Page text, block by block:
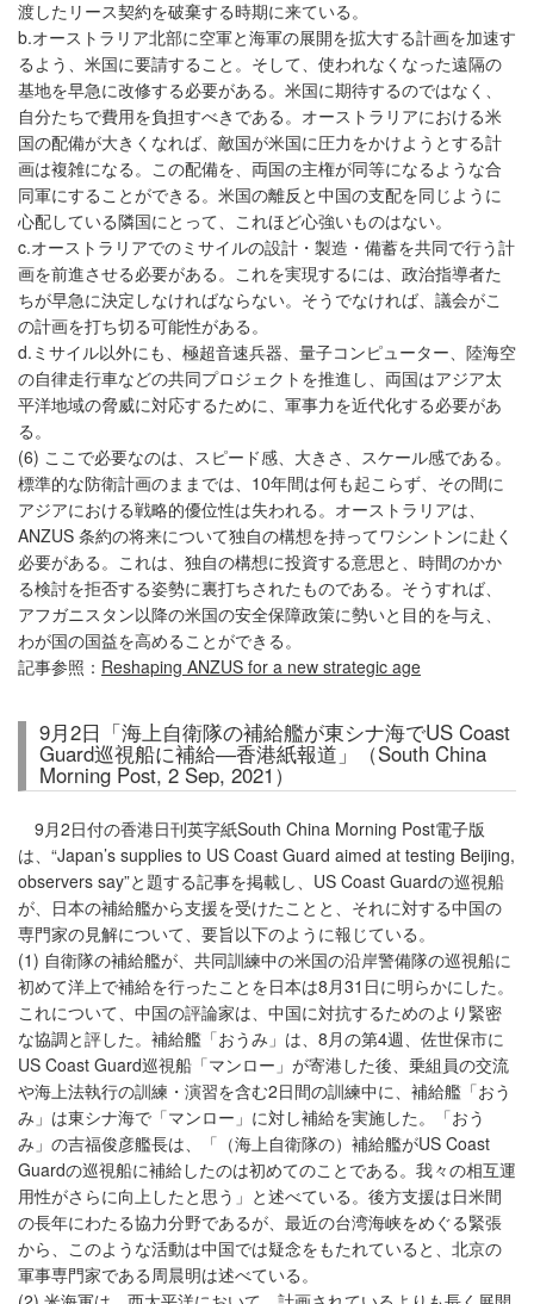
渡したリース契約を破棄する時期に来ている。
b.オーストラリア北部に空軍と海軍の展開を拡大する計画を加速す
るよう、米国に要請すること。そして、使われなくなった遠隔の
基地を早急に改修する必要がある。米国に期待するのではなく、
自分たちで費用を負担すべきである。オーストラリアにおける米
国の配備が大きくなれば、敵国が米国に圧力をかけようとする計
画は複雑になる。この配備を、両国の主権が同等になるような合
同軍にすることができる。米国の離反と中国の支配を同じように
心配している隣国にとって、これほど心強いものはない。
c.オーストラリアでのミサイルの設計・製造・備蓄を共同で行う計
画を前進させる必要がある。これを実現するには、政治指導者た
ちが早急に決定しなければならない。そうでなければ、議会がこ
の計画を打ち切る可能性がある。
d.ミサイル以外にも、極超音速兵器、量子コンピューター、陸海空
の自律走行車などの共同プロジェクトを推進し、両国はアジア太
平洋地域の脅威に対応するために、軍事力を近代化する必要があ
る。
(6) ここで必要なのは、スピード感、大きさ、スケール感である。
標準的な防衛計画のままでは、10年間は何も起こらず、その間に
アジアにおける戦略的優位性は失われる。オーストラリアは、
ANZUS 条約の将来について独自の構想を持ってワシントンに赴く
必要がある。これは、独自の構想に投資する意思と、時間のかか
る検討を拒否する姿勢に裏打ちされたものである。そうすれば、
アフガニスタン以降の米国の安全保障政策に勢いと目的を与え、
わが国の国益を高めることができる。
記事参照： Reshaping ANZUS for a new strategic age
9月2日「海上自衛隊の補給艦が東シナ海でUS Coast
Guard巡視船に補給―香港紙報道」（South China
Morning Post, 2 Sep, 2021）
9月2日付の香港日刊英字紙South China Morning Post電子版
は、“Japan’s supplies to US Coast Guard aimed at testing Beijing,
observers say”と題する記事を掲載し、US Coast Guardの巡視船
が、日本の補給艦から支援を受けたことと、それに対する中国の
専門家の見解について、要旨以下のように報じている。
(1) 自衛隊の補給艦が、共同訓練中の米国の沿岸警備隊の巡視船に
初めて洋上で補給を行ったことを日本は8月31日に明らかにした。
これについて、中国の評論家は、中国に対抗するためのより緊密
な協調と評した。補給艦「おうみ」は、8月の第4週、佐世保市に
US Coast Guard巡視船「マンロー」が寄港した後、乗組員の交流
や海上法執行の訓練・演習を含む2日間の訓練中に、補給艦「おう
み」は東シナ海で「マンロー」に対し補給を実施した。「おう
み」の吉福俊彦艦長は、「（海上自衛隊の）補給艦がUS Coast
Guardの巡視船に補給したのは初めてのことである。我々の相互運
用性がさらに向上したと思う」と述べている。後方支援は日米間
の長年にわたる協力分野であるが、最近の台湾海峡をめぐる緊張
から、このような活動は中国では疑念をもたれていると、北京の
軍事専門家である周晨明は述べている。